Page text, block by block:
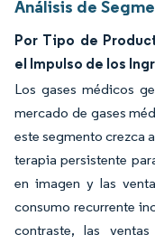
Análisis de
Por Tipo de
el Impulso de los
Los gases médicos
mercado de gases
este segmento crezca
terapia persistente
en imagen y las
consumo recurrente
contraste, las